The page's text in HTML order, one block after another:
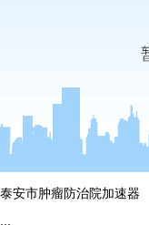
泰安市肿瘤防治院加速器